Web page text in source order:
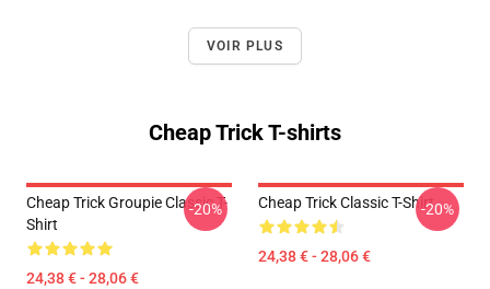
VOIR PLUS
Cheap Trick T-shirts
Cheap Trick Groupie Classic T-
Shirt
24,38 € - 28,06 €
-20% Cheap Trick Classic T-Shirt
24,38 € - 28,06 €
-20%